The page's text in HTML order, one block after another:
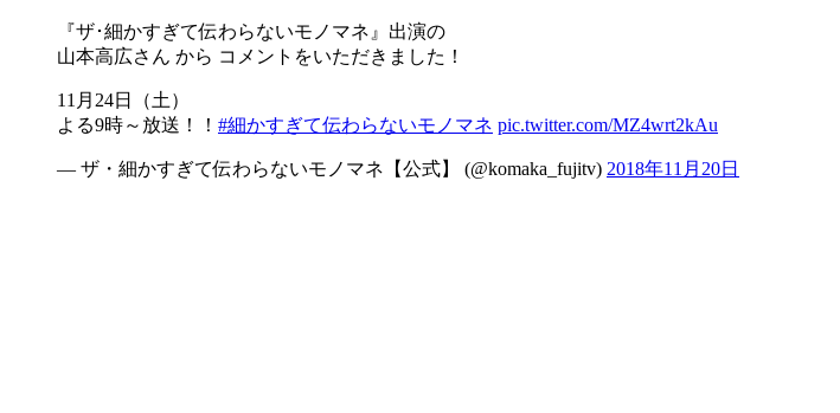
『ザ･細かすぎて伝わらないモノマネ』出演の
山本高広さん から コメントをいただきました！
11月24日（土）
よる9時～放送！！ #細かすぎて伝わらないモノマネ pic.twitter.com/MZ4wrt2kAu
— ザ・細かすぎて伝わらないモノマネ【公式】 (@komaka_fujitv) 2018年11月20日